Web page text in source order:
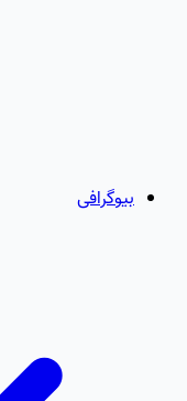
بیوگرافی